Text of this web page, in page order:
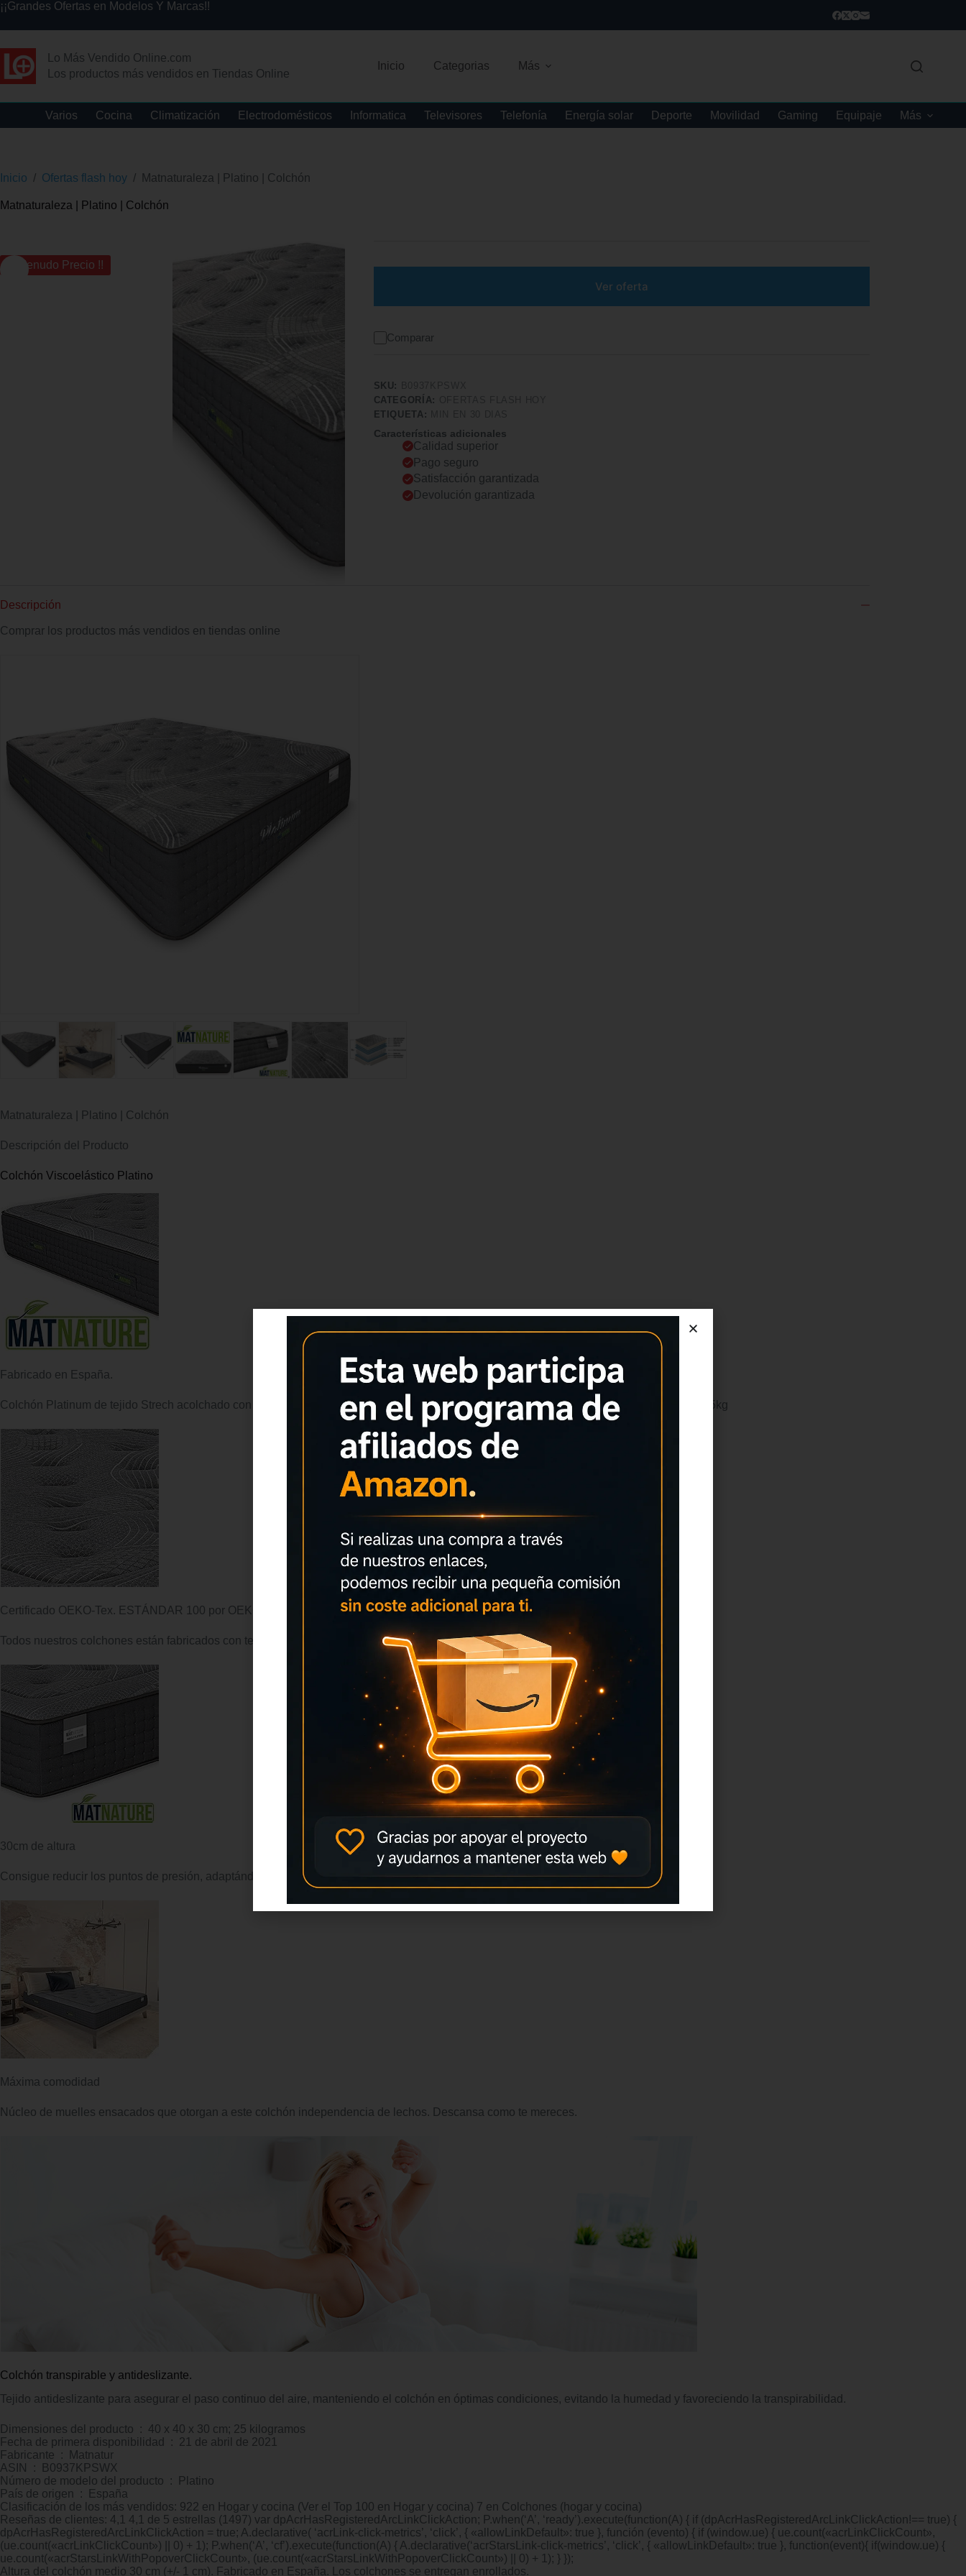
¡¡Grandes Ofertas en Modelos Y Marcas!!
Lo Más Vendido Online.com
Los productos más vendidos en Tiendas Online
Inicio Categorias Más
Varios Cocina Climatización Electrodomésticos Informatica Televisores Telefonía Energía solar Deporte Movilidad Gaming Equipaje Más
Inicio / Ofertas flash hoy / Matnaturaleza | Platino | Colchón
Matnaturaleza | Platino | Colchón
¡¡ Menudo Precio !!
Ver oferta
Comparar
SKU:
CATEGORÍA:
ETIQUETA:
Características adicionales
Calidad superior
Pago seguro
Satisfacción garantizada
Devolución garantizada
Descripción
Comprar los productos más vendidos en tiendas online
Matnaturaleza | Platino | Colchón
Descripción del Producto
Colchón Viscoelástico Platino
Fabricado en España.
Colchón Platinum de tejido Strech acolchado con fibra hipoalergénica, 1cm de viscoelástica, 2cm de viscosoft y 4cm de alta resiliencia de 25kg
Certificado OEKO-Tex. ESTÁNDAR 100 por OEKO-TEX
Todos nuestros colchones están fabricados con tejidos hipoalergénicos, antiácaros y antibacterias.
30cm de altura
Consigue reducir los puntos de presión, adaptándose a los contornos de tu cuerpo.
Máxima comodidad
Núcleo de muelles ensacados que otorgan a este colchón independencia de lechos. Descansa como te mereces.
Colchón transpirable y antideslizante.
Tejido antideslizante para asegurar el paso continuo del aire, manteniendo el colchón en óptimas condiciones, evitando la humedad y favoreciendo la transpirabilidad.
Dimensiones del producto ‏ : ‎ 40 x 40 x 30 cm; 25 kilogramos
Fecha de primera disponibilidad ‏ : ‎ 21 de abril de 2021
Fabricante ‏ : ‎ Matnatur
ASIN ‏ : ‎ B0937KPSWX
Número de modelo del producto ‏ : ‎ Platino
País de origen ‏ : ‎ España
Clasificación de los más vendidos: 922 en Hogar y cocina (Ver el Top 100 en Hogar y cocina) 7 en Colchones (hogar y cocina)
Reseñas de clientes: 4,1 4,1 de 5 estrellas (1497) var dpAcrHasRegisteredArcLinkClickAction; P.when(‘A’, ‘ready’).execute(function(A) { if (dpAcrHasRegisteredArcLinkClickAction!== true) {
dpAcrHasRegisteredArcLinkClickAction = true; A.declarative( ‘acrLink-click-metrics’, ‘click’, { «allowLinkDefault»: true }, función (evento) { if (window.ue) { ue.count(«acrLinkClickCount»,
(ue.count(«acrLinkClickCount») || 0) + 1); P.when(‘A’, ‘cf’).execute(function(A) { A.declarative(‘acrStarsLink-click-metrics’, ‘click’, { «allowLinkDefault»: true }, function(event){ if(window.ue) {
ue.count(«acrStarsLinkWithPopoverClickCount», (ue.count(«acrStarsLinkWithPopoverClickCount») || 0) + 1); } });
Altura del colchón medio 30 cm (+/- 1 cm). Fabricado en España. Los colchones se entregan enrollados.